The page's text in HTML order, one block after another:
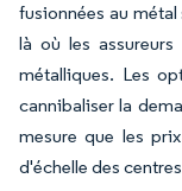
fusionnées au
là où les
métalliques. Les
cannibaliser la
mesure que les
d'échelle des